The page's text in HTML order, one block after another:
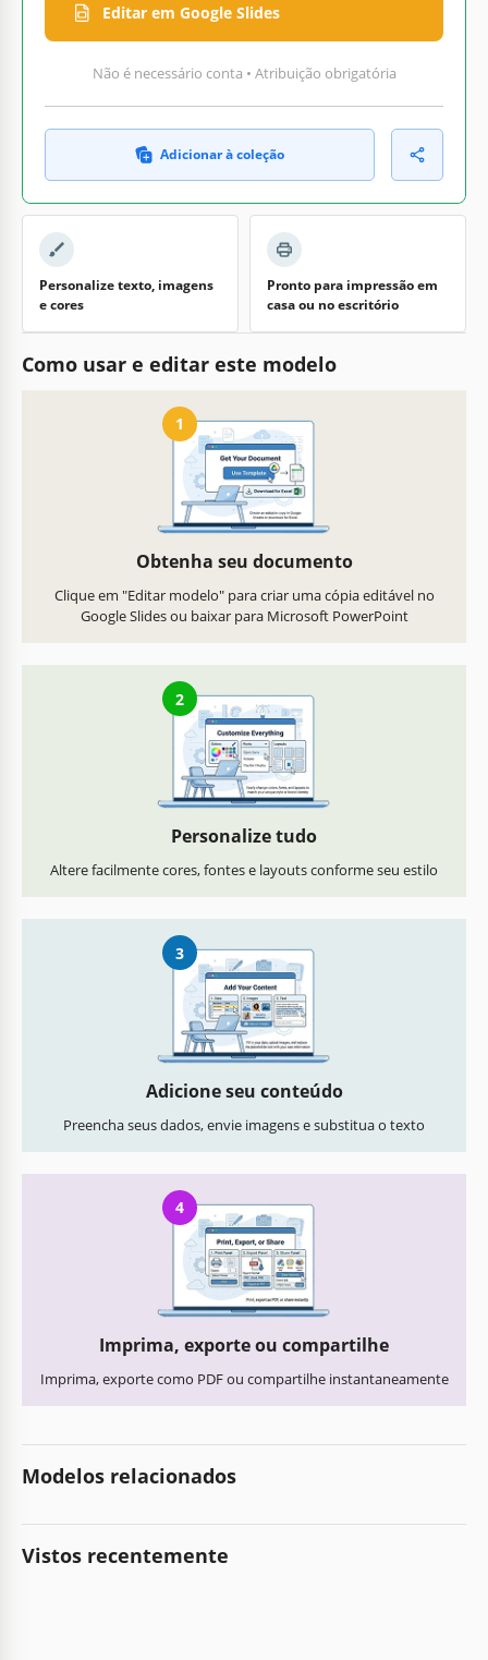
Editar em Google Slides
Não é necessário conta • Atribuição obrigatória
Adicionar à coleção
Personalize texto, imagens
e cores
Pronto para impressão em
casa ou no escritório
Como usar e editar este modelo
1
Obtenha seu documento
Clique em "Editar modelo" para criar uma cópia editável no
Google Slides ou baixar para Microsoft PowerPoint
2
Personalize tudo
Altere facilmente cores, fontes e layouts conforme seu estilo
3
Adicione seu conteúdo
Preencha seus dados, envie imagens e substitua o texto
4
Imprima, exporte ou compartilhe
Imprima, exporte como PDF ou compartilhe instantaneamente
Modelos relacionados
Vistos recentemente